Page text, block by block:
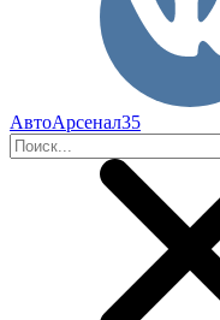
АвтоАрсенал35